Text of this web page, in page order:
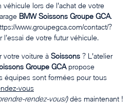
véhicule lors de l'achat de votre
BMW Soissons Groupe GCA.
www.groupegca.com/contact/?
de votre futur véhicule.
votre voiture à Soissons ? L'atelier
Groupe GCApropose
équipes sont formées pour tous
vous
rendez-vous/)dès maintenant !